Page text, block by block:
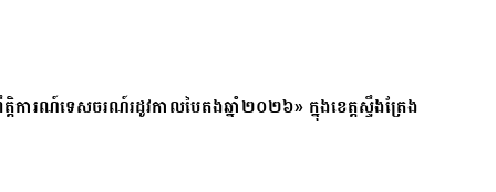
ារណ៍ទេសចរណ៍រដូវកាលបៃតងឆ្នាំ២០២៦» ក្នុងខេត្តស្ទឹងត្រែង